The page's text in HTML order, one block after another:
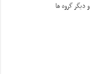
گروه ها